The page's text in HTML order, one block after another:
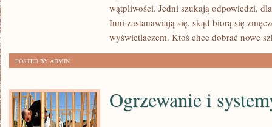
AUTOIMMUNOLOGICZNE
wątpliwości. Jedni szukają odpowiedzi,
Inni zastanawiają się, skąd biorą się
wyświetlaczem. Ktoś chce dobrać nowe
POSTED BY ADMIN
Ogrzewanie i